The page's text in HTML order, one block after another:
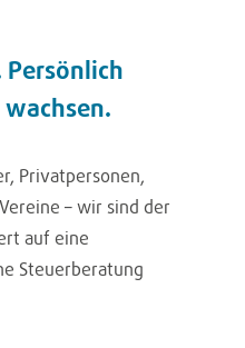
Privatpersonen,
– wir sind der
auf eine
Steuerberatung